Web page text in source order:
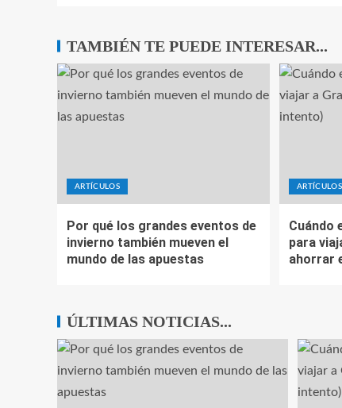
TAMBIÉN TE PUEDE INTERESAR...
ARTÍCULOS
Por qué los grandes eventos de
invierno también mueven el
mundo de las apuestas
ARTÍCULOS
Cuándo
para
ahorrar
ÚLTIMAS NOTICIAS...